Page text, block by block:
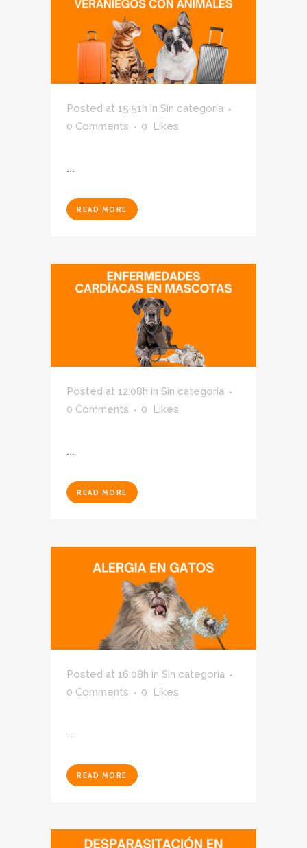
Posted at 15:51h in Sin categoría
0 Comments
0 Likes
...
READ MORE
Posted at 12:08h in Sin categoría
0 Comments
0 Likes
...
READ MORE
Posted at 16:08h in Sin categoría
0 Comments
0 Likes
...
READ MORE